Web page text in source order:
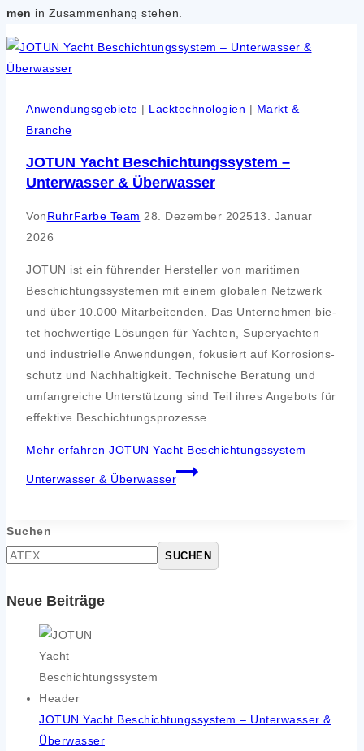
men in Zusam­men­hang ste­hen.
Anwendungsgebiete | Lacktechnologien | Markt &
Branche
JOTUN Yacht Beschichtungssystem –
Unterwasser & Überwasser
VonRuhrFarbe Team 28. Dezember 202513. Januar
2026
JOTUN ist ein füh­ren­der Her­stel­ler von mari­ti­men
Beschich­tungs­sys­te­men mit einem glo­ba­len Netz­werk
und über 10.000 Mit­ar­bei­ten­den. Das Unter­neh­men bie­
tet hoch­wer­ti­ge Lösun­gen für Yach­ten, Super­yach­ten
und indus­tri­el­le Anwen­dun­gen, foku­siert auf Kor­ro­si­ons­
schutz und Nach­hal­tig­keit. Tech­ni­sche Bera­tung und
umfang­rei­che Unter­stüt­zung sind Teil ihres Ange­bots für
effek­ti­ve Beschich­tungs­pro­zes­se.
Mehr erfahren JOTUN Yacht Beschichtungssystem –
Unterwasser & Überwasser
Suchen
SUCHEN
Neue Beiträge
JOTUN Yacht Beschichtungssystem – Unterwasser &
Überwasser